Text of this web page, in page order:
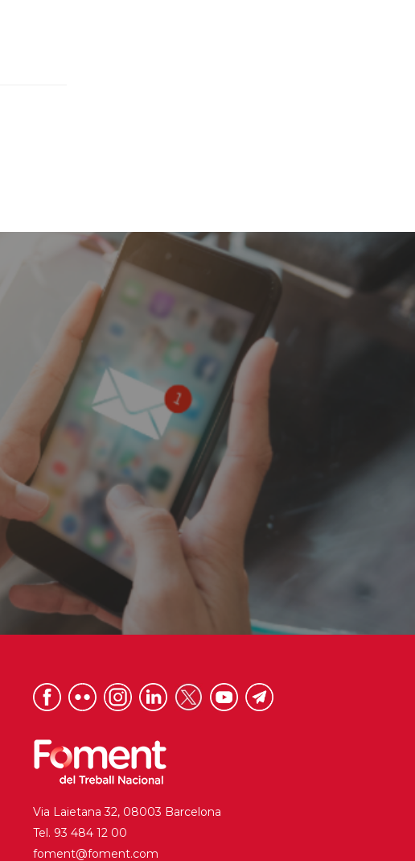
Via Laietana 32, 08003 Barcelona
Tel. 93 484 12 00
foment@foment.com